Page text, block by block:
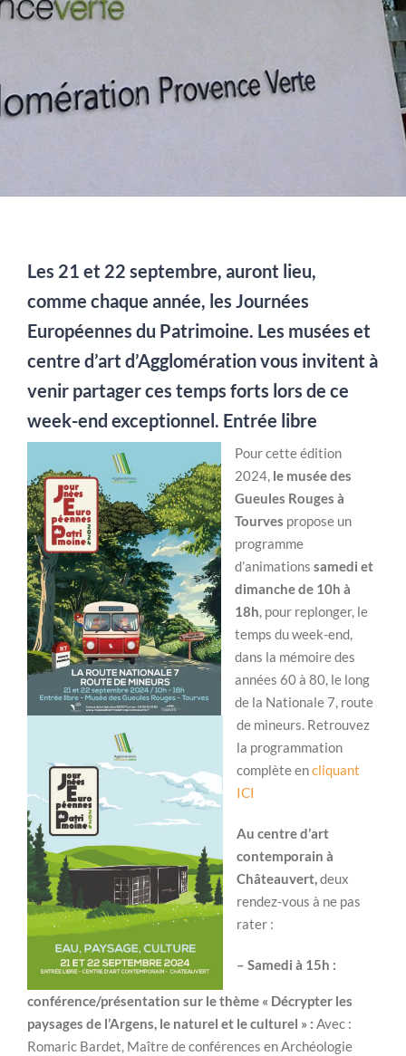
Les 21 et 22 septembre, auront lieu,
comme chaque année, les Journées
Européennes du Patrimoine. Les musées et
centre d’art d’Agglomération vous invitent à
venir partager ces temps forts lors de ce
week-end exceptionnel. Entrée libre
Pour cette édition
2024, le musée des
Gueules Rouges à
Tourves propose un
programme
d’animations samedi et
dimanche de 10h à
18h, pour replonger, le
temps du week-end,
dans la mémoire des
années 60 à 80, le long
de la Nationale 7, route
de mineurs. Retrouvez
la programmation
complète encliquant
ICI
Au centre d’art
contemporain à
Châteauvert,deux
rendez-vous à ne pas
rater :
– Samedi à 15h :
conférence/présentation sur le thème « Décrypter les
paysages de l’Argens, le naturel et le culturel » : Avec :
Romaric Bardet, Maître de conférences en Archéologie